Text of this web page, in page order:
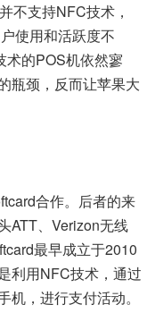
不支持NFC技术，
使用和活跃度不
术的POS机依然寥
瓶颈，反而让苹果大
合作。后者的来
ATT、Verizon无线
最早成立于2010
利用NFC技术，通过
，进行支付活动。